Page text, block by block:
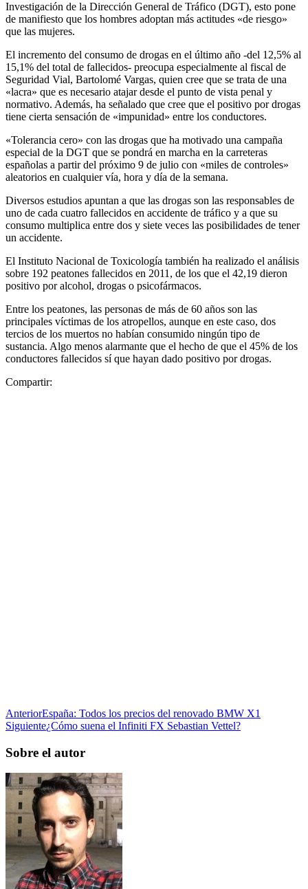
Investigación de la Dirección General de Tráfico (DGT), esto pone
de manifiesto que los hombres adoptan más actitudes «de riesgo»
que las mujeres.
El incremento del consumo de drogas en el último año -del 12,5% al
15,1% del total de fallecidos- preocupa especialmente al fiscal de
Seguridad Vial, Bartolomé Vargas, quien cree que se trata de una
«lacra» que es necesario atajar desde el punto de vista penal y
normativo. Además, ha señalado que cree que el positivo por drogas
tiene cierta sensación de «impunidad» entre los conductores.
«Tolerancia cero» con las drogas que ha motivado una campaña
especial de la DGT que se pondrá en marcha en la carreteras
españolas a partir del próximo 9 de julio con «miles de controles»
aleatorios en cualquier vía, hora y día de la semana.
Diversos estudios apuntan a que las drogas son las responsables de
uno de cada cuatro fallecidos en accidente de tráfico y a que su
consumo multiplica entre dos y siete veces las posibilidades de tener
un accidente.
El Instituto Nacional de Toxicología también ha realizado el análisis
sobre 192 peatones fallecidos en 2011, de los que el 42,19 dieron
positivo por alcohol, drogas o psicofármacos.
Entre los peatones, las personas de más de 60 años son las
principales víctimas de los atropellos, aunque en este caso, dos
tercios de los muertos no habían consumido ningún tipo de
sustancia. Algo menos alarmante que el hecho de que el 45% de los
conductores fallecidos sí que hayan dado positivo por drogas.
Compartir:
AnteriorEspaña: Todos los precios del renovado BMW X1
Siguiente¿Cómo suena el Infiniti FX Sebastian Vettel?
Sobre el autor